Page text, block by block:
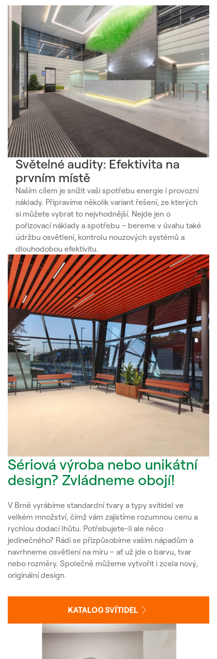
Světelné audity: Efektivita na
prvním místě
Naším cílem je snížit vaši spotřebu energie i provozní
náklady. Připravíme několik variant řešení, ze kterých
si můžete vybrat to nejvhodnější. Nejde jen o
pořizovací náklady a spotřebu – bereme v úvahu také
údržbu osvětlení, kontrolu nouzových systémů a
dlouhodobou efektivitu.
Sériová výroba nebo unikátní
design? Zvládneme obojí!
V Brně vyrábíme standardní tvary a typy svítidel ve
velkém množství, čímž vám zajistíme rozumnou cenu a
rychlou dodací lhůtu. Potřebujete-li ale něco
jedinečného? Rádi se přizpůsobíme vašim nápadům a
navrhneme osvětlení na míru – ať už jde o barvu, tvar
nebo rozměry. Společně můžeme vytvořit i zcela nový,
originální design.
KATALOG SVÍTIDEL